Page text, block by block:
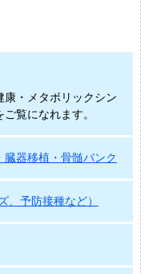
・メタボリックシン
覧になれます。
器移植・骨髄バンク
、予防接種など）